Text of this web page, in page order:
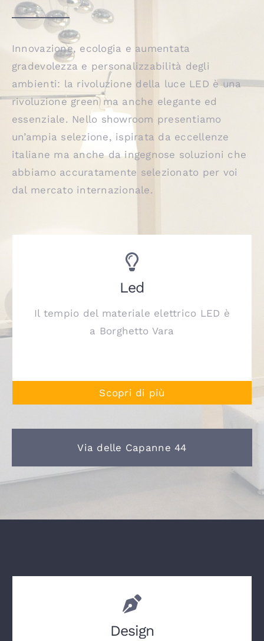
Innovazione, ecologia e aumentata
gradevolezza e personalizzabilità degli
ambienti: la rivoluzione della luce LED è una
rivoluzione green ma anche elegante ed
essenziale. Nello showroom presentiamo
un’ampia selezione, ispirata da eccellenze
italiane ma anche da ingegnose soluzioni che
abbiamo accuratamente selezionato per voi
dal mercato internazionale.
Led
Il tempio del materiale elettrico LED è
a Borghetto Vara
Scopri di più
Via delle Capanne 44
Design